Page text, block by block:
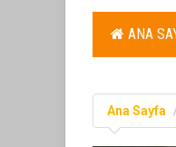
ANA
Ana Sayfa